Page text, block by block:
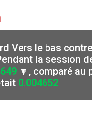
Vers le bas
la session
🔽, comparé au
0.004652